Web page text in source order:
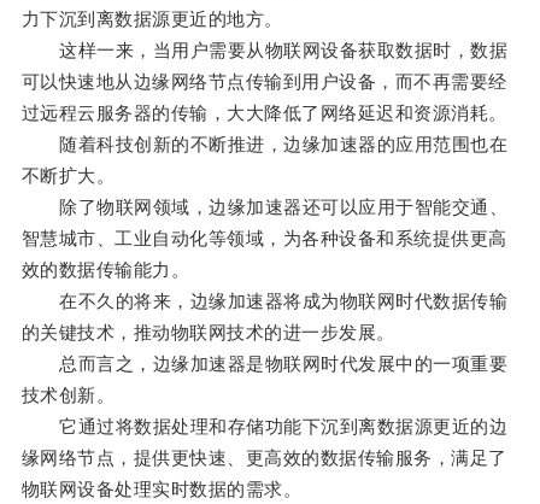
力下沉到离数据源更近的地方。
这样一来，当用户需要从物联网设备获取数据时，数据
可以快速地从边缘网络节点传输到用户设备，而不再需要经
过远程云服务器的传输，大大降低了网络延迟和资源消耗。
随着科技创新的不断推进，边缘加速器的应用范围也在
不断扩大。
除了物联网领域，边缘加速器还可以应用于智能交通、
智慧城市、工业自动化等领域，为各种设备和系统提供更高
效的数据传输能力。
在不久的将来，边缘加速器将成为物联网时代数据传输
的关键技术，推动物联网技术的进一步发展。
总而言之，边缘加速器是物联网时代发展中的一项重要
技术创新。
它通过将数据处理和存储功能下沉到离数据源更近的边
缘网络节点，提供更快速、更高效的数据传输服务，满足了
物联网设备处理实时数据的需求。